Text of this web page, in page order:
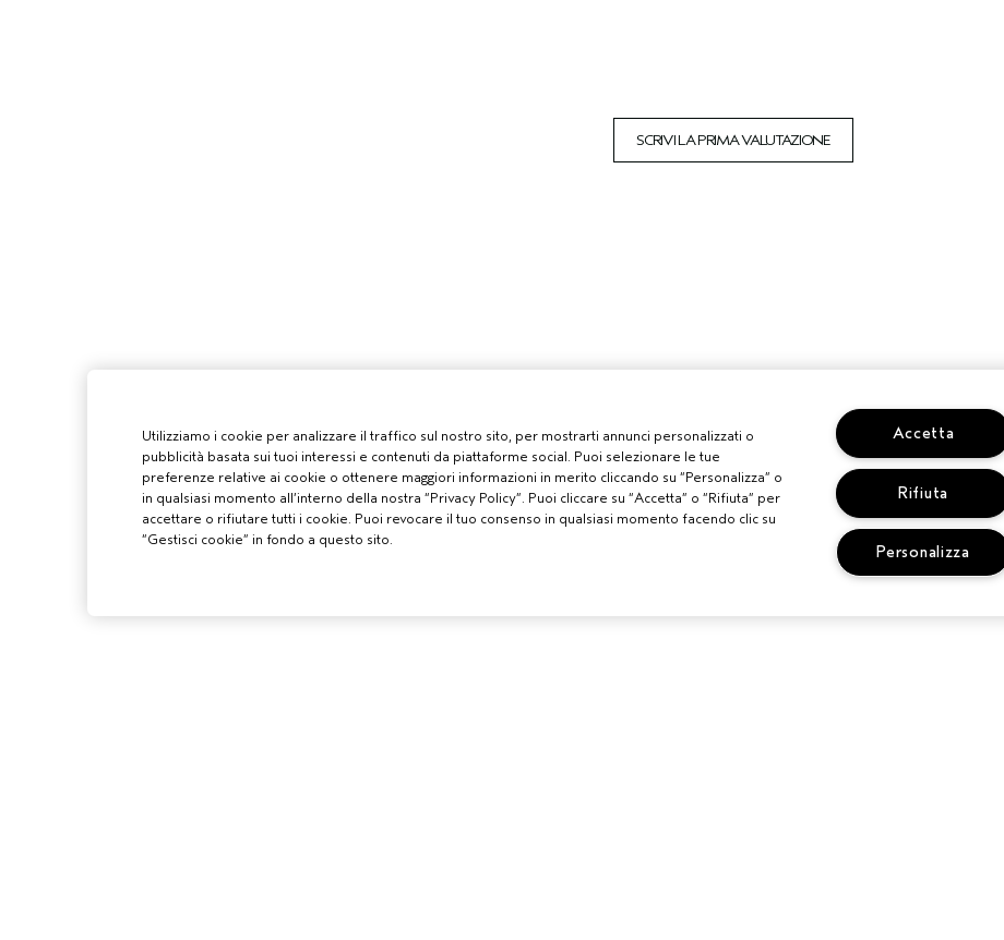
SCRIVI LA PRIMA VALUTAZIONE
Utilizziamo i cookie per analizzare il traffico sul nostro sito, per mostrarti annunci personalizzati o
pubblicità basata sui tuoi interessi e contenuti da piattaforme social. Puoi selezionare le tue
preferenze relative ai cookie o ottenere maggiori informazioni in merito cliccando su “Personalizza” o
in qualsiasi momento all’interno della nostra “Privacy Policy”. Puoi cliccare su “Accetta” o “Rifiuta” per
accettare o rifiutare tutti i cookie. Puoi revocare il tuo consenso in qualsiasi momento facendo clic su
“Gestisci cookie” in fondo a questo sito.
Accetta
Rifiuta
Personalizza